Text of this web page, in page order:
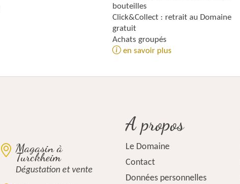
bouteilles
Click&Collect : retrait au Domaine
gratuit
Achats groupés
en savoir plus
Magasin à
Turckheim
Dégustation et vente
A propos
Le Domaine
Contact
Données personnelles